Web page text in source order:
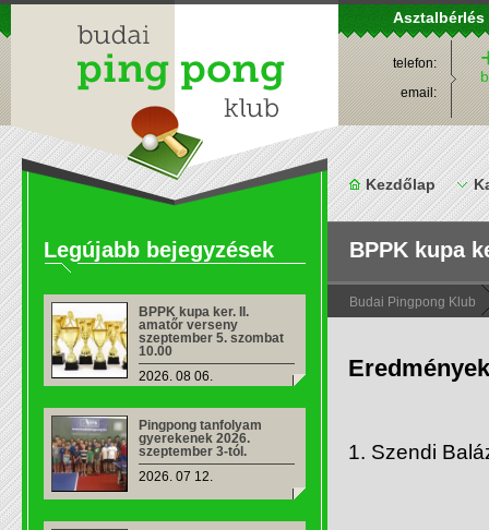
Asztalbérlés
telefon:
email:
Kezdőlap
Legújabb bejegyzések
BPPK kupa ker. II.
amatőr verseny
szeptember 5. szombat
10.00
2026. 08 06.
Pingpong tanfolyam
gyerekenek 2026.
szeptember 3-tól.
2026. 07 12.
BPPK kupa
Budai Pingpong Klub
1. Szendi